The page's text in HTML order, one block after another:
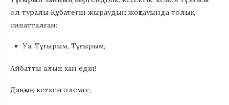
ол туралы Құбатегін жыраудың жоқтауында толық
сипатталған:
Уа, Тұғырым, Тұғырым,
Айбатты алып хан едің!
Даңқың кеткен әлемге,